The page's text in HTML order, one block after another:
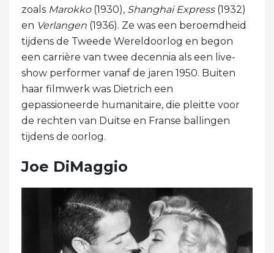
zoals Marokko(1930), Shanghai Express(1932)
en Verlangen (1936). Ze was een beroemdheid
tijdens de Tweede Wereldoorlog en begon
een carrière van twee decennia als een live-
show performer vanaf de jaren 1950. Buiten
haar filmwerk was Dietrich een
gepassioneerde humanitaire, die pleitte voor
de rechten van Duitse en Franse ballingen
tijdens de oorlog.
Joe DiMaggio